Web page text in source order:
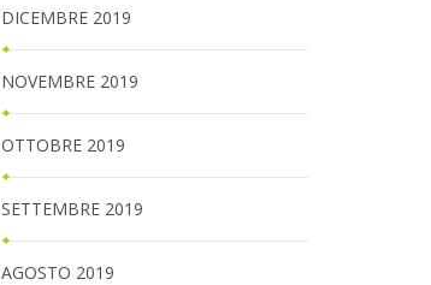
DICEMBRE 2019
NOVEMBRE 2019
OTTOBRE 2019
SETTEMBRE 2019
AGOSTO 2019